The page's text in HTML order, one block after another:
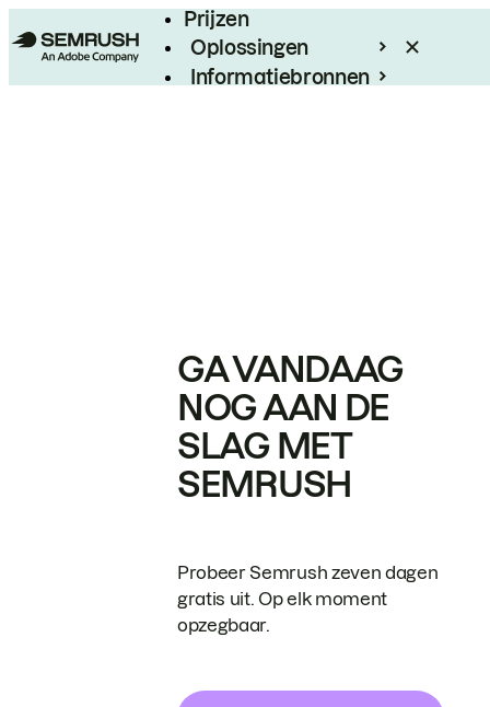
Prijzen
Oplossingen
Informatiebronnen
GA VANDAAG
NOG AAN DE
SLAG MET
SEMRUSH
Probeer Semrush zeven dagen
gratis uit. Op elk moment
opzegbaar.